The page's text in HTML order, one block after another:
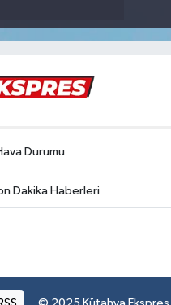
Durumu
Dakika Haberleri